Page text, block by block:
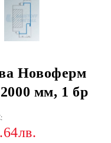
Новоферм
мм, 1 бр